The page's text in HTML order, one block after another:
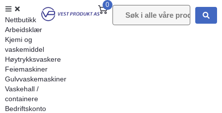
0
Nettbutikk
Arbeidsklær
Kjemi og
vaskemiddel
Høytrykksvaskere
Feiemaskiner
Gulvvaskemaskiner
Vaskehall /
containere
Bedriftskonto